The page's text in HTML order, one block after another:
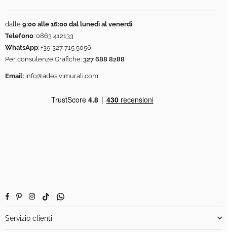
dalle 9:00 alle 16:00 dal lunedì al venerdì
Telefono: 0863 412133
WhatsApp: +39 327 715 5056
Per consulenze Grafiche: 327 688 8288
Email: info@adesivimurali.com
FacebookPinterestInstagram
TikTokWhatsapp
Servizio clienti